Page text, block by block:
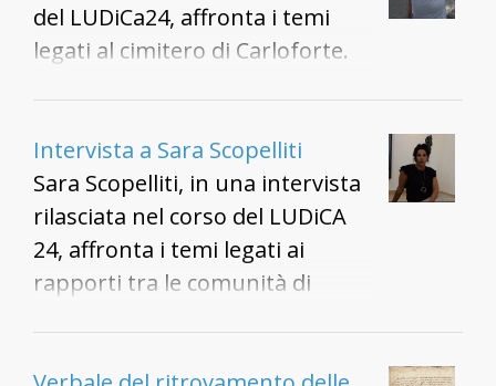
del LUDiCa24, affronta i temi
legati al cimitero di Carloforte.
liberamente del cimitero di
Carloforte e dei suoi morti,
raccontando le sue memorie e
le sue personali ricerche
riguardo il passato della
Intervista a Sara Scopelliti
Sara Scopelliti, in una intervista
rilasciata nel corso del LUDiCA
24, affronta i temi legati ai
rapporti tra le comunità di